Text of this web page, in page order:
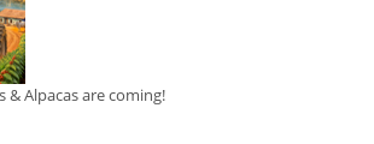
& Alpacas are coming!